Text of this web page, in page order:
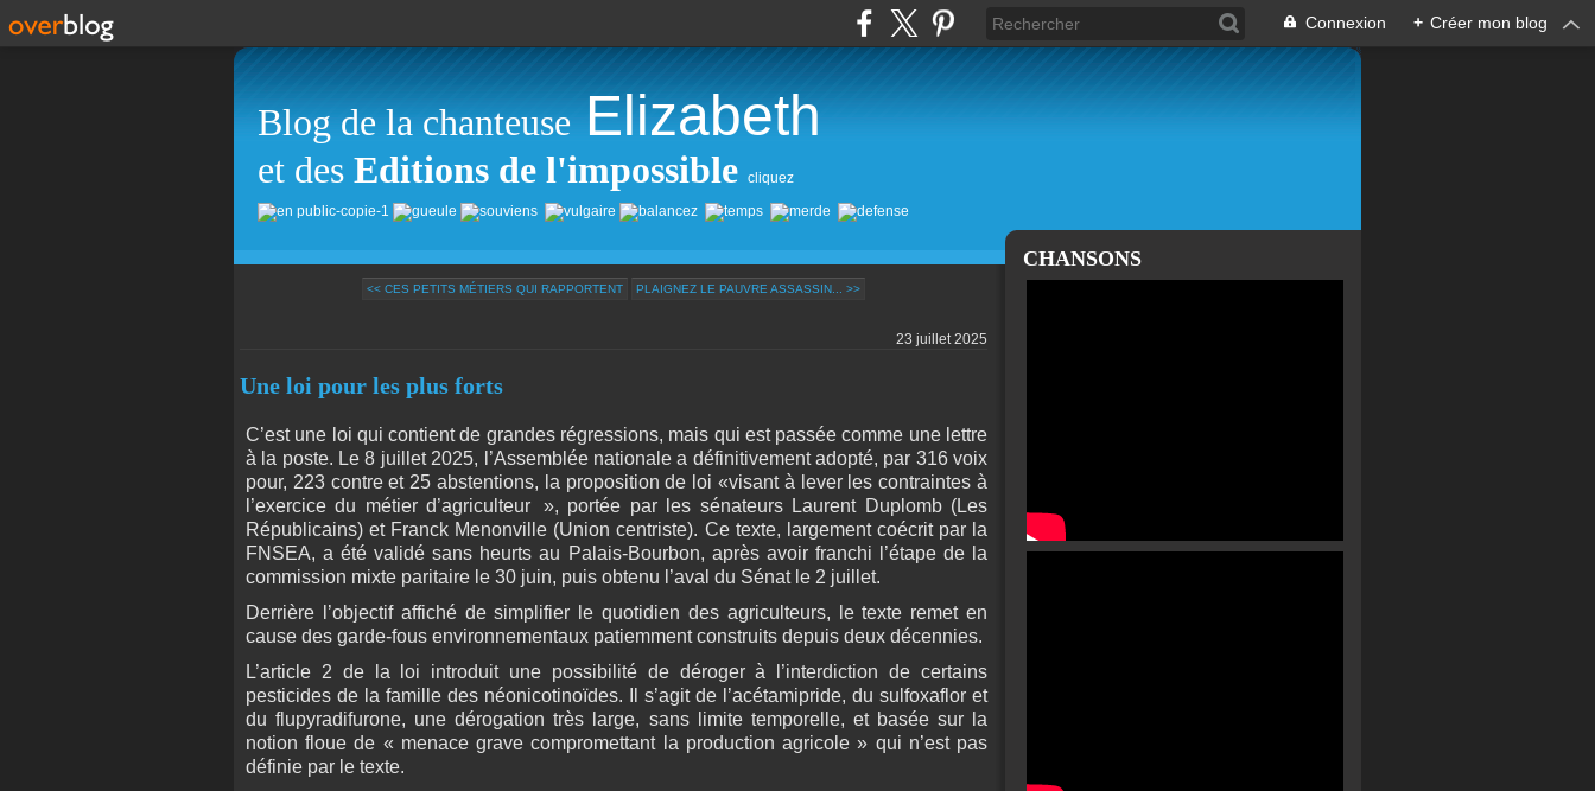
Connexion + Créer mon blog
Blog de la chanteuse Elizabeth
et des Editions de l'impossible cliquez
<< CES PETITS MÉTIERS QUI RAPPORTENT PLAIGNEZ LE PAUVRE ASSASSIN... >>
23 juillet 2025
Une loi pour les plus forts
C’est une loi qui contient de grandes régressions, mais qui est passée comme une lettre
à la poste. Le 8 juillet 2025, l’Assemblée nationale a définitivement adopté, par 316 voix
pour, 223 contre et 25 abstentions, la proposition de loi «visant à lever les contraintes à
l’exercice du métier d’agriculteur », portée par les sénateurs Laurent Duplomb (Les
Républicains) et Franck Menonville (Union centriste). Ce texte, largement coécrit par la
FNSEA, a été validé sans heurts au Palais-Bourbon, après avoir franchi l’étape de la
commission mixte paritaire le 30 juin, puis obtenu l’aval du Sénat le 2 juillet.
Derrière l’objectif affiché de simplifier le quotidien des agriculteurs, le texte remet en
cause des garde-fous environnementaux patiemment construits depuis deux décennies.
L’article 2 de la loi introduit une possibilité de déroger à l’interdiction de certains
pesticides de la famille des néonicotinoïdes. Il s’agit de l’acétamipride, du sulfoxaflor et
du flupyradifurone, une dérogation très large, sans limite temporelle, et basée sur la
notion floue de « menace grave compromettant la production agricole » qui n’est pas
définie par le texte.
CHANSONS